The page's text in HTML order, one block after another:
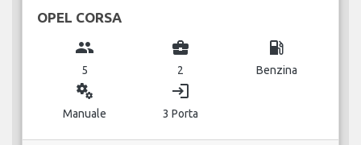
OPEL CORSA
group
5
business_center
2
local_gas_station
Benzina
miscellaneous_services
Manuale
login
3 Porta